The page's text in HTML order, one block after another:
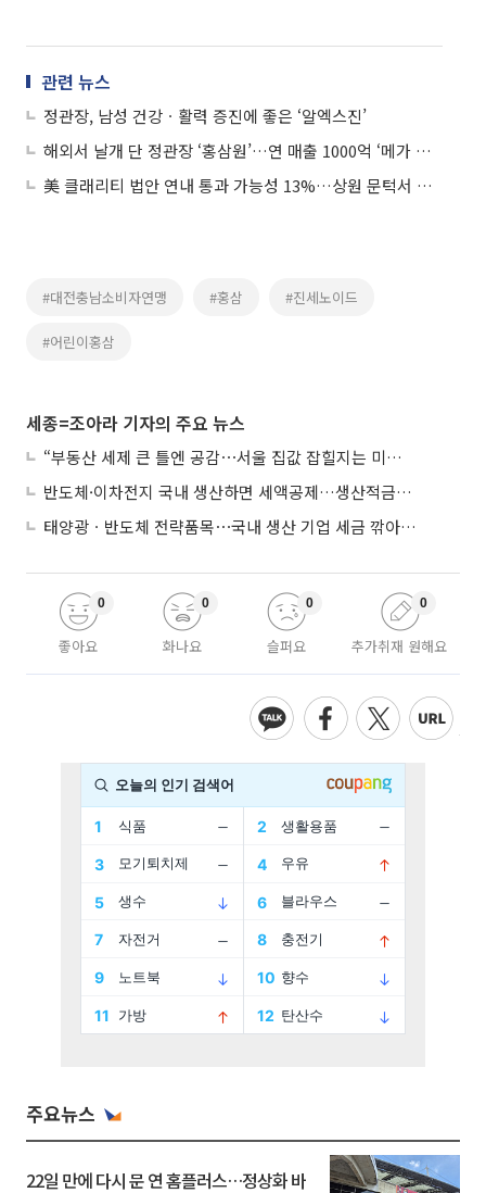
관련 뉴스
정관장, 남성 건강ㆍ활력 증진에 좋은 ‘알엑스진’
해외서 날개 단 정관장 ‘홍삼원’…연 매출 1000억 ‘메가 브랜드’ 등극
美 클래리티 법안 연내 통과 가능성 13%…상원 문턱서 제동
#대전충남소비자연맹 #홍삼 #진세노이드
#어린이홍삼
세종=조아라 기자의 주요 뉴스
“부동산 세제 큰 틀엔 공감⋯서울 집값 잡힐지는 미지수”
반도체·이차전지 국내 생산하면 세액공제…생산적금융 ISA 신설
태양광ㆍ반도체 전략품목⋯국내 생산 기업 세금 깎아준다
좋아요
0
화나요
0
슬퍼요
0
추가취재 원해요
0
주요뉴스
22일 만에 다시 문 연 홈플러스…정상화 바